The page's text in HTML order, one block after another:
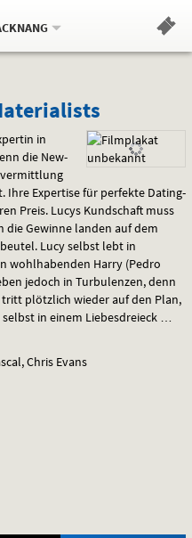
.
in
die New-
Ihre Expertise für perfekte Dating-
Preis. Lucys Kundschaft muss
die Gewinne landen auf dem
Lucy selbst lebt in
wohlhabenden Harry (Pedro
jedoch in Turbulenzen, denn
tritt plötzlich wieder auf den Plan,
in einem Liebesdreieck …
Chris Evans